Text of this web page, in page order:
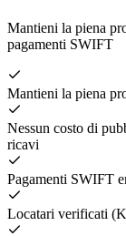
Mantieni la piena
pagamenti SWIFT
Mantieni la piena
Nessun costo di
ricavi
Pagamenti SWIFT
Locatari verificati